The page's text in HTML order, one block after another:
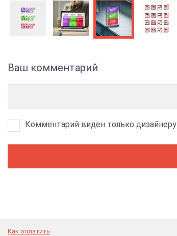
Ваш комментарий
Комментарий виден только дизайнеру
Как оплатить